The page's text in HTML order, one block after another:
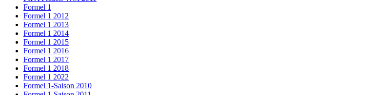
Formel 1
Formel 1 2012
Formel 1 2013
Formel 1 2014
Formel 1 2015
Formel 1 2016
Formel 1 2017
Formel 1 2018
Formel 1 2022
Formel 1-Saison 2010